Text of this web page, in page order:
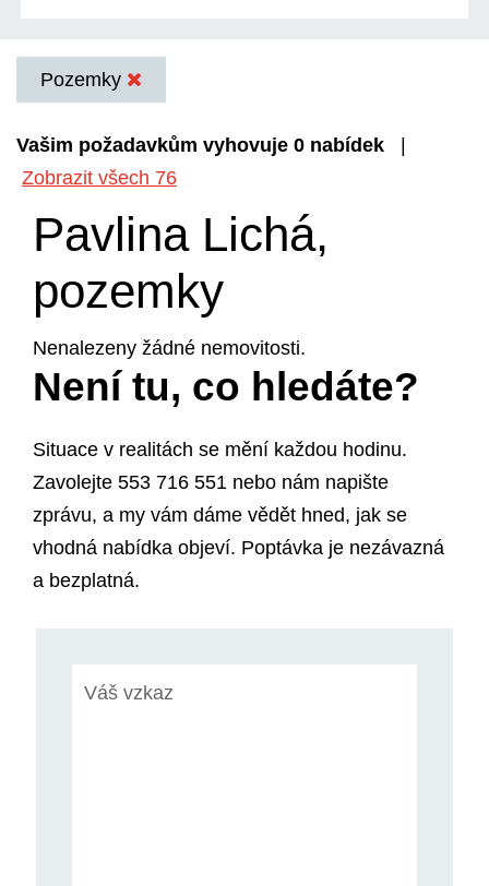
Pozemky
Vašim požadavkům vyhovuje 0 nabídek
Zobrazit všech 76
Pavlina Lichá,
pozemky
Nenalezeny žádné nemovitosti.
Není tu, co hledáte?
Situace v realitách se mění každou hodinu.
Zavolejte 553 716 551 nebo nám napište
zprávu, a my vám dáme vědět hned, jak se
vhodná nabídka objeví. Poptávka je nezávazná
a bezplatná.